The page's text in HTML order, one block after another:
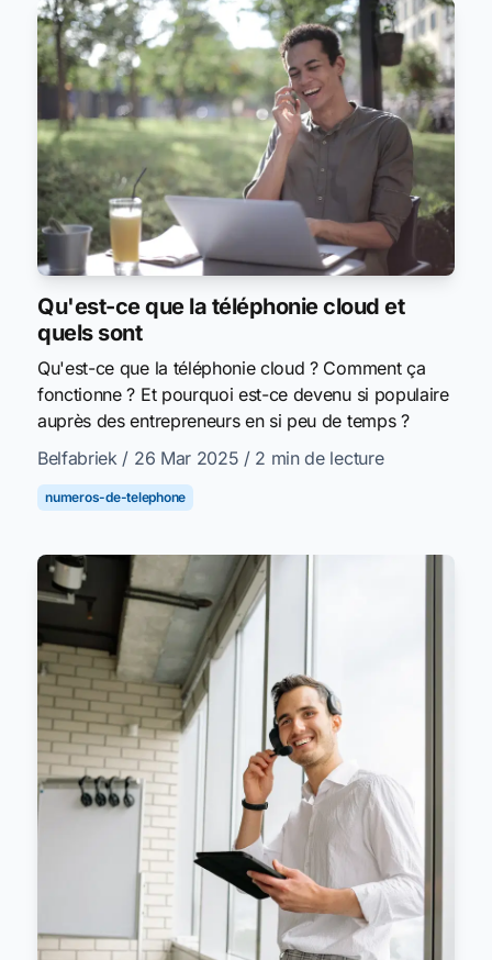
Qu'est-ce que la téléphonie cloud et
quels sont
Qu'est-ce que la téléphonie cloud ? Comment ça
fonctionne ? Et pourquoi est-ce devenu si populaire
auprès des entrepreneurs en si peu de temps ?
Belfabriek / 26 Mar 2025 / 2 min de lecture
numeros-de-telephone